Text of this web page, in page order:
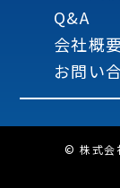
Q&A
会社概要
お問い
© 株式会